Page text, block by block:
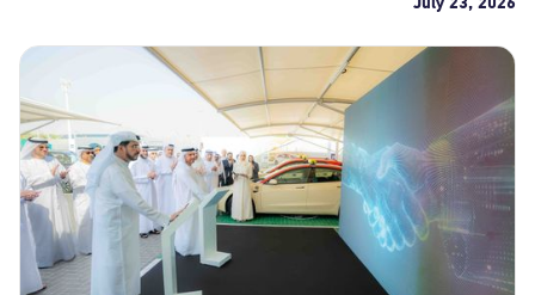
July 23, 2026